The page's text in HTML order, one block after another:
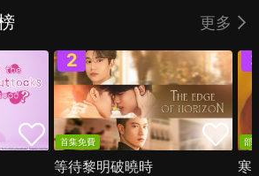
更多
首集免費
等待黎明破曉時
部
寒